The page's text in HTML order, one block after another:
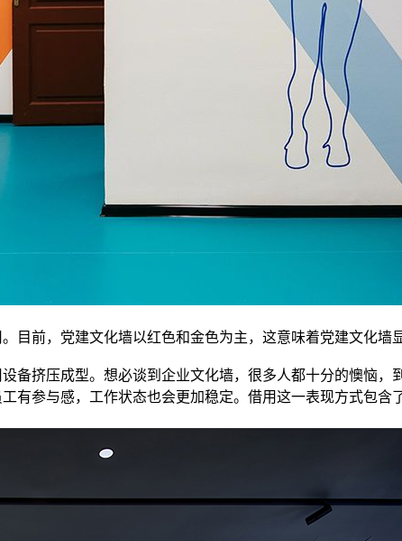
前，党建文化墙以红色和金色为主，这意味着党建文化墙
备挤压成型。想必谈到企业文化墙，很多人都十分的懊恼，
有参与感，工作状态也会更加稳定。借用这一表现方式包